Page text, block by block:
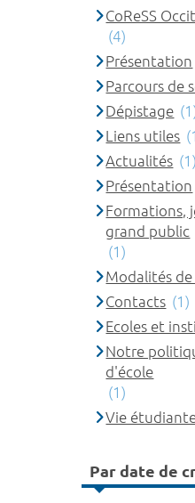
CoReSS
(4)
Présentation
Parcours de
Dépistage
Liens utiles
Actualités (1)
Présentation
Formations,
grand public
(1)
Modalités
Contacts (1)
Ecoles et
Notre
d'école
(1)
Vie
Par date de